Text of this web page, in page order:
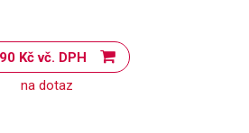
6 490 Kč vč. DPH
na dotaz